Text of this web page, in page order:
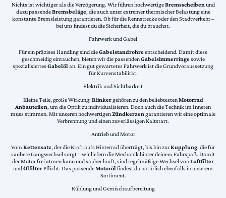
Nichts ist wichtiger als die Verzögerung. Wir führen hochwertigeBremsscheiben und
dazu passendeBremsbeläge, die auch unter extremer thermischer Belastung eine
konstante Bremsleistung garantieren. Ob für die Rennstrecke oder den Stadtverkehr –
bei uns findest du die Sicherheit, die du brauchst.
Fahrwerk und Gabel
Für ein präzises Handling sind dieGabelstandrohreentscheidend. Damit diese
geschmeidig eintauchen, bieten wir die passendenGabelsimmerringesowie
spezialisiertesGabelölan. Ein gut gewartetes Fahrwerk ist die Grundvoraussetzung
für Kurvenstabilität.
Elektrik und Sichtbarkeit
Kleine Teile, große Wirkung: Blinkergehören zu den beliebtestenMotorrad
Anbauteilen, um die Optik zu individualisieren. Doch auch die Technik im Inneren
muss stimmen. Mit unseren hochwertigenZündkerzen garantieren wir eine optimale
Verbrennung und einen zuverlässigen Kaltstart.
Antrieb und Motor
VomKettensatz, der die Kraft aufs Hinterrad überträgt, bis hin zurKupplung, die für
saubere Gangwechsel sorgt – wir liefern die Mechanik hinter deinem Fahrspaß. Damit
der Motor frei atmen kann und sauber läuft, sind regelmäßige Wechsel vonLuftfilter
undÖlfilterPflicht. Das passendeMotorölfindest du natürlich ebenfalls in unserem
Sortiment.
Kühlung und Gemischaufbereitung